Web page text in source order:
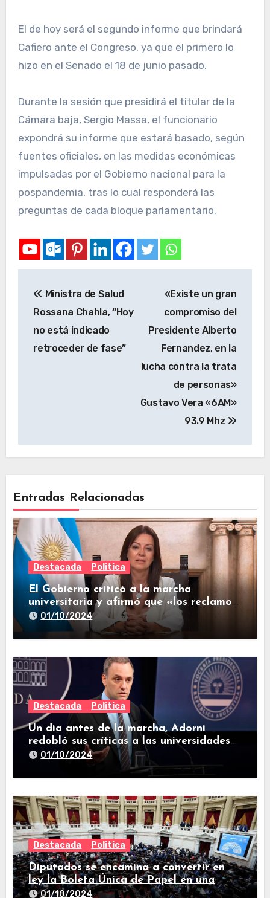
El de hoy será el segundo informe que brindará
Cafiero ante el Congreso, ya que el primero lo
hizo en el Senado el 18 de junio pasado.
Durante la sesión que presidirá el titular de la
Cámara baja, Sergio Massa, el funcionario
expondrá su informe que estará basado, según
fuentes oficiales, en las medidas económicas
impulsadas por el Gobierno nacional para la
pospandemia, tras lo cual responderá las
preguntas de cada bloque parlamentario.
Ministra de Salud
Rossana Chahla, “Hoy
no está indicado
retroceder de fase”
«Existe un gran
compromiso del
Presidente Alberto
Fernandez, en la
lucha contra la trata
de personas»
Gustavo Vera «6AM»
93.9 Mhz
Entradas Relacionadas
Destacada Politica
El Gobierno criticó a la marcha
universitaria y afirmó que «los reclamos
están todos resueltos»
01/10/2024
Destacada Politica
Un día antes de la marcha, Adorni
redobló sus críticas a las universidades
nacionales
01/10/2024
Destacada Politica
Diputados se encamina a convertir en
ley la Boleta Única de Papel en una
larga sesión
01/10/2024